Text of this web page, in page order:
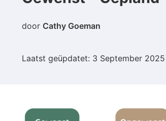
door Cathy Goeman
Laatst geüpdatet: 3 September 2025